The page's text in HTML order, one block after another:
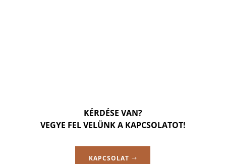
KÉRDÉSE VAN?
VEGYE FEL VELÜNK A KAPCSOLATOT!
KAPCSOLAT